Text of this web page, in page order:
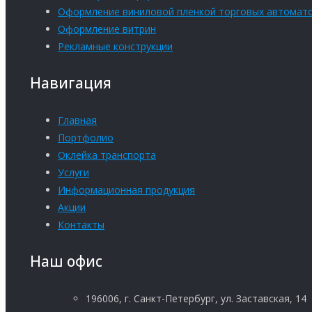
Оформление виниловой пленкой торговых
Оформление витрин
Рекламные конструкции
Навигация
Главная
Портфолио
Оклейка транспорта
Услуги
Информационная продукция
Акции
Контакты
Наш офис
196006, г. Санкт-Петербург, ул. Заставская, 14